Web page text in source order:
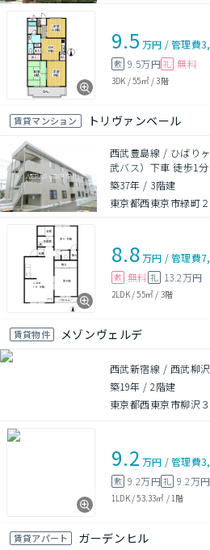
9.5 万円 /管理費
敷 9.5万円 礼 無料
3DK /55㎡/3階
賃貸マンション トリヴァンベール
西武豊島線 / ひばり
武バス）下車 徒歩1分
築37年 / 3階建
東京都西東京市緑町
8.8万円 /管理費
敷 無料 礼 13.2万円
2LDK/55㎡ / 3階
賃貸物件 メゾンヴェルデ
西武新宿線 / 西武柳
築19年 /2階建
東京都西東京市柳沢
9.2 万円 /管理費
敷 9.2万円礼 9.2万円
1LDK/53.33㎡ / 1階
賃貸アパート ガーデンヒル